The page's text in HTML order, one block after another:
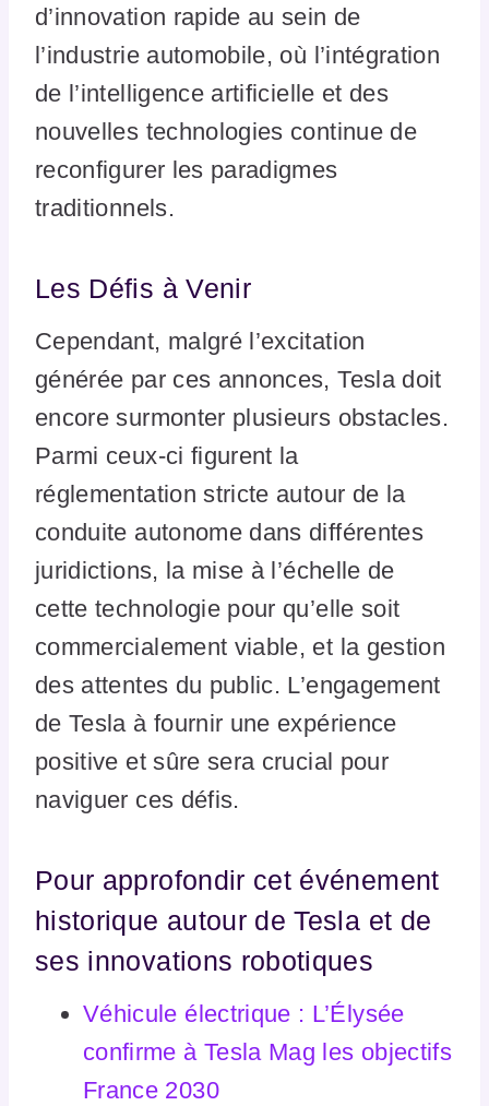
d’innovation rapide au sein de
l’industrie automobile, où l’intégration
de l’intelligence artificielle et des
nouvelles technologies continue de
reconfigurer les paradigmes
traditionnels.
Les Défis à Venir
Cependant, malgré l’excitation
générée par ces annonces, Tesla doit
encore surmonter plusieurs obstacles.
Parmi ceux-ci figurent la
réglementation stricte autour de la
conduite autonome dans différentes
juridictions, la mise à l’échelle de
cette technologie pour qu’elle soit
commercialement viable, et la gestion
des attentes du public. L’engagement
de Tesla à fournir une expérience
positive et sûre sera crucial pour
naviguer ces défis.
Pour approfondir cet événement
historique autour de Tesla et de
ses innovations robotiques
Véhicule électrique : L’Élysée
confirme à Tesla Mag les objectifs
France 2030